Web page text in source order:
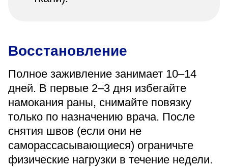
Восстановление
Полное заживление занимает 10–14
дней. В первые 2–3 дня избегайте
намокания раны, снимайте повязку
только по назначению врача. После
снятия швов (если они не
саморассасывающиеся) ограничьте
физические нагрузки в течение недели.